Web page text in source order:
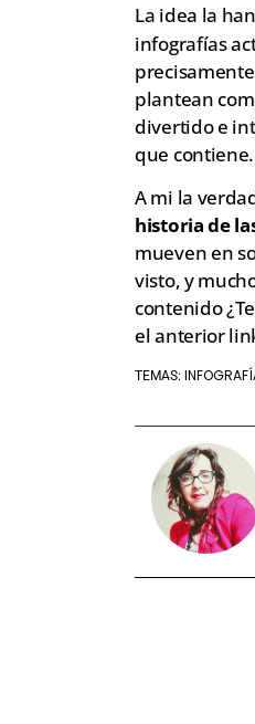
La idea la
infografías
plantean
divertido e
que contiene.
A mi la
historia de
mueven en
visto, y
contenido
el anterior
TEMAS: